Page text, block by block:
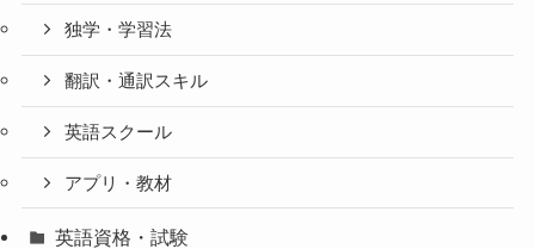
独学・学習法
翻訳・通訳スキル
英語スクール
アプリ・教材
英語資格・試験